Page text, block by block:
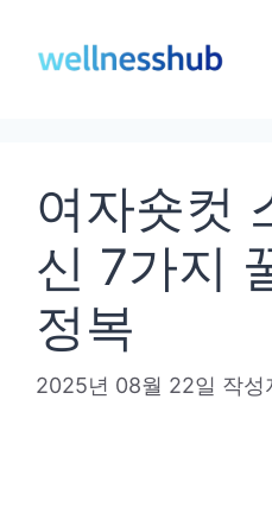
여자숏컷
신 7가지
정복
2025년 08월 22일 작성